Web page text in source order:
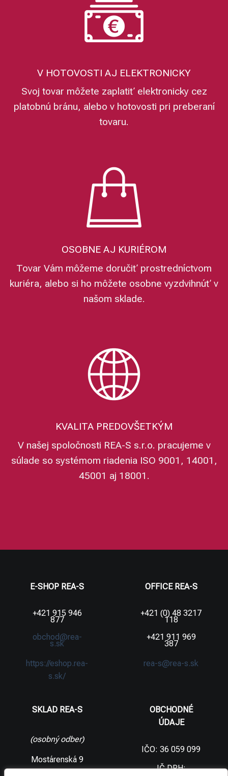
V HOTOVOSTI AJ ELEKTRONICKY
Svoj tovar môžete zaplatiť elektronicky cez
platobnú bránu, alebo v hotovosti pri preberaní
tovaru.
OSOBNE AJ KURIÉROM
Tovar Vám môžeme doručiť prostredníctvom
kuriéra, alebo si ho môžete osobne vyzdvihnúť v
našom sklade.
KVALITA PREDOVŠETKÝM
V našej spoločnosti REA-S s.r.o. pracujeme v
súlade so systémom riadenia ISO 9001, 14001,
45001 aj 18001.
E-SHOP REA-S
+421 915 946
877
obchod@rea-
s.sk
https://eshop.rea-
s.sk/
OFFICE REA-S
+421 (0) 48 3217
118
+421 911 969
387
rea-s@rea-s.sk
SKLAD REA-S
(osobný odber)
Mostárenská 9
OBCHODNÉ
ÚDAJE
IČO: 36 059 099
IČ DPH: